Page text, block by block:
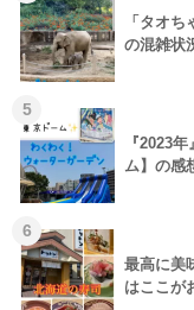
「タオ
の混雑状
5
『2023
ム】の感
6
最高に美
はここが